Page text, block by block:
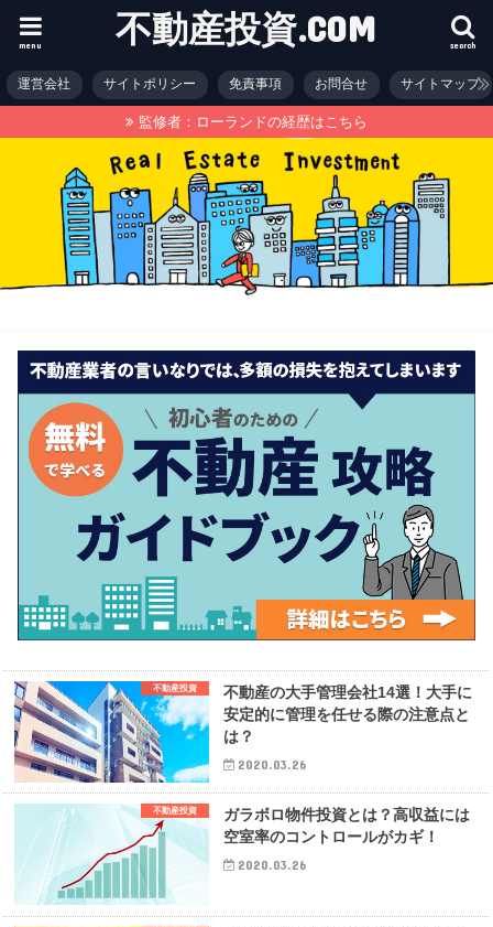
不動産投資.COM search
menu
運営会社 サイトポリシー 免責事項 お問合せ サイトマップ
監修者：ローランドの経歴はこちら
不動産投資
不動産の大手管理会社14選！大手に
安定的に管理を任せる際の注意点と
は？
2020.03.26
不動産投資
ガラボロ物件投資とは？高収益には
空室率のコントロールがカギ！
2020.03.26